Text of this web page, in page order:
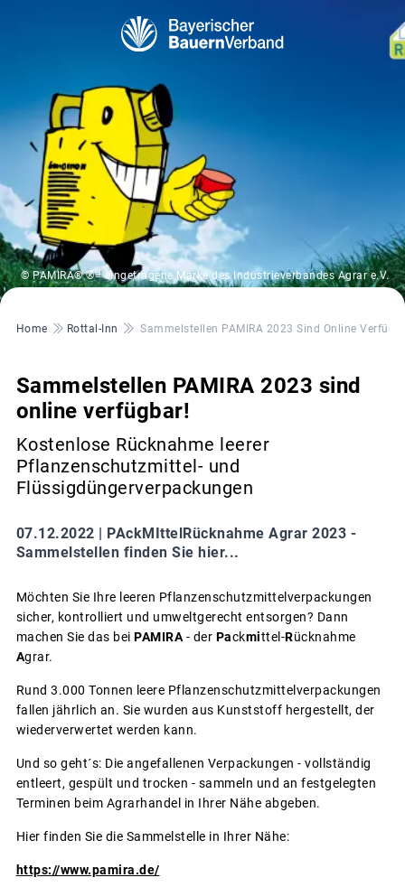
© PAMIRA® ®= eingetragene Marke des Industrieverbandes Agrar e.V.
Pfadnavigation
Home Rottal-Inn Sammelstellen PAMIRA 2023 Sind Online
Sammelstellen PAMIRA 2023 sind
online verfügbar!
Kostenlose Rücknahme leerer
Pflanzenschutzmittel- und
Flüssigdüngerverpackungen
07.12.2022 | PAckMIttelRücknahme Agrar 2023 -
Sammelstellen finden Sie hier...
Möchten Sie Ihre leeren Pflanzenschutzmittelverpackungen
sicher, kontrolliert und umweltgerecht entsorgen? Dann
machen Sie das bei PAMIRA - der Packmittel-Rücknahme
Agrar.
Rund 3.000 Tonnen leere Pflanzenschutzmittelverpackungen
fallen jährlich an. Sie wurden aus Kunststoff hergestellt, der
wiederverwertet werden kann.
Und so geht´s: Die angefallenen Verpackungen - vollständig
entleert, gespült und trocken - sammeln und an festgelegten
Terminen beim Agrarhandel in Ihrer Nähe abgeben.
Hier finden Sie die Sammelstelle in Ihrer Nähe:
https://www.pamira.de/